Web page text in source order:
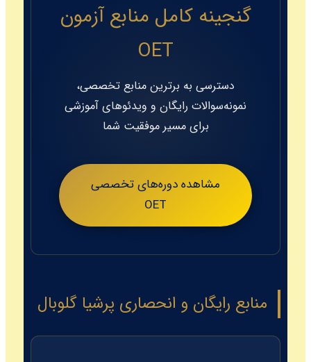
گنجینه کامل منابع آزمون
OET
دسترسی به برترین منابع تخصصی،
نمونه‌سوالات رایگان و ویدئوهای آموزشی
برای مسیر موفقیت شما
مشاهده دوره‌های تخصصی
OET
منابع رایگان و انحصاری پرشیا گلوبال